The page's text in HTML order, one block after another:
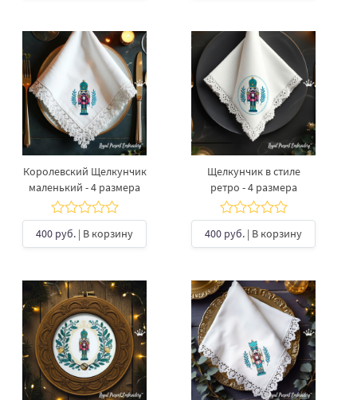
Королевский Щелкунчик
маленький - 4 размера
400 руб. | В корзину
Щелкунчик в стиле
ретро - 4 размера
400 руб. | В корзину